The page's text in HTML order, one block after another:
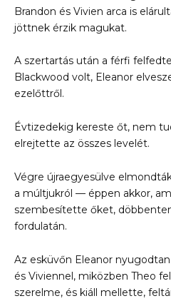
Brandon és Vivien arca is
jöttnek érzik magukat.
A szertartás után a férfi
Blackwood volt, Eleanor
ezelőttről.
Évtizedekig kereste őt, nem
elrejtette az összes levelét.
Végre újraegyesülve
a múltjukról — éppen akkor,
szembesítette őket,
fordulatán.
Az esküvőn Eleanor
és Viviennel, miközben Theo
szerelme, és kiáll mellette,